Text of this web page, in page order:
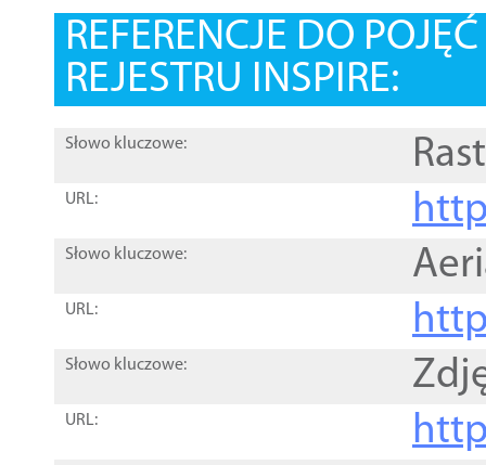
REFERENCJE DO
REJESTRU INSPIRE:
Słowo kluczowe:
URL:
Słowo kluczowe:
URL:
Słowo kluczowe:
URL: